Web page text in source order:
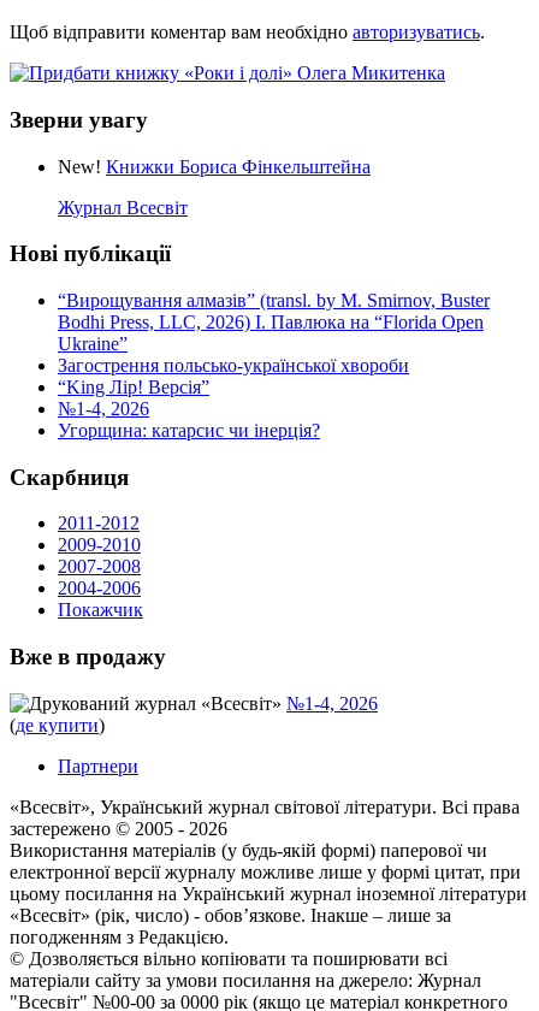
Щоб відправити коментар вам необхідно авторизуватись.
Зверни увагу
New! Книжки Бориса Фінкельштейна
Журнал Всесвіт
Нові публікації
“Вирощування алмазів” (transl. by M. Smirnov, Buster
Bodhi Press, LLC, 2026) І. Павлюка на “Florida Open
Ukraine”
Загострення польсько-української хвороби
“King Лір! Версія”
№1-4, 2026
Угорщина: катарсис чи інерція?
Скарбниця
2011-2012
2009-2010
2007-2008
2004-2006
Покажчик
Вже в продажу
Друкований журнал «Всесвіт» №1-4, 2026
(де купити)
Партнери
«Всесвіт», Український журнал світової літератури. Всі права
застереженo © 2005 - 2026
Використання матеріалів (у будь-якій формі) паперової чи
електронної версії журналу можливе лише у формі цитат, при
цьому посилання на Український журнал іноземної літератури
«Всесвіт» (рік, число) - обов’язкове. Інакше – лише за
погодженням з Редакцією.
© Дозволяється вільно копіювати та поширювати всі
матеріали сайту за умови посилання на джерело: Журнал
"Всесвіт" №00-00 за 0000 рік (якщо це матеріал конкретного